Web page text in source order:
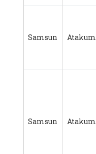
Samsun Atakum
Samsun Atakum